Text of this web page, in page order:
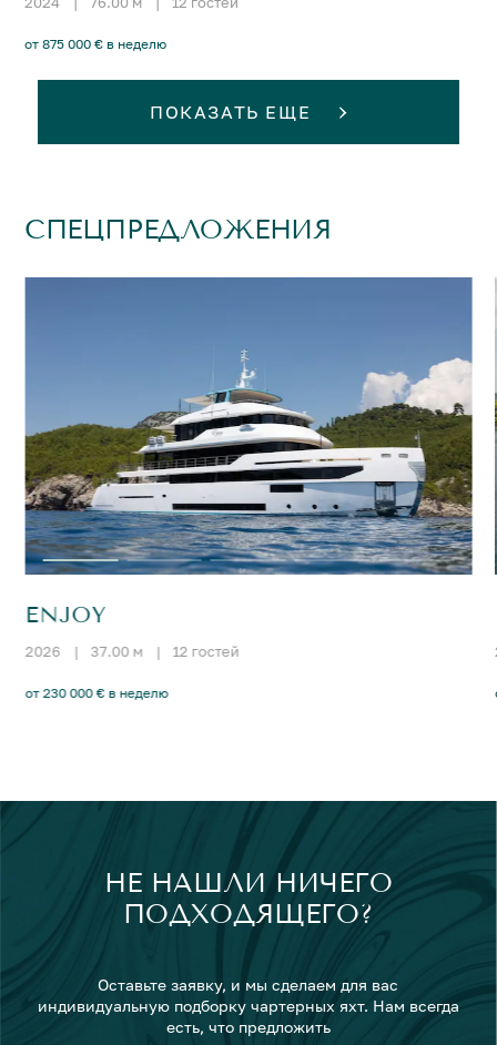
от 875 000 € в неделю
ПОКАЗАТЬ ЕЩЕ
СПЕЦПРЕДЛОЖЕНИЯ
ENJOY
2026 | 37.00 м | 12 гостей
от 230 000 € в неделю
НЕ НАШЛИ НИЧЕГО
ПОДХОДЯЩЕГО?
Оставьте заявку, и мы сделаем для вас
индивидуальную подборку чартерных яхт. Нам всегда
есть, что предложить